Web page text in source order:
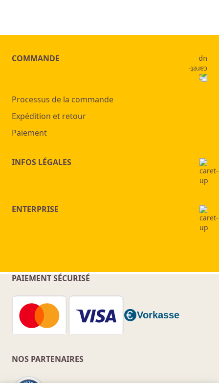
COMMANDE
Processus de la commande
Expédition et retour
Paiement
INFOS LÉGALES
ENTERPRISE
PAIEMENT SÉCURISÉ
NOS PARTENAIRES